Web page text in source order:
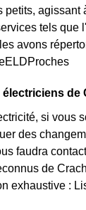
petits, agissant
tels que
avons
électriciens de
si vous
des
faudra
de
exhaustive :